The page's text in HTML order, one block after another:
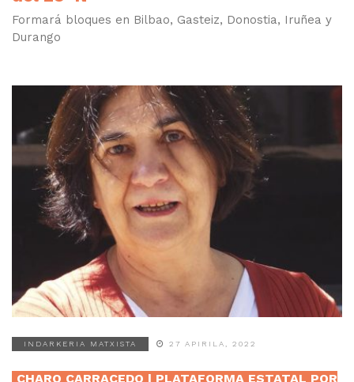
Formará bloques en Bilbao, Gasteiz, Donostia, Iruñea y
Durango
INDARKERIA MATXISTA 27 APIRILA, 2022
CHARO CARRACEDO | PLATAFORMA ESTATAL POR